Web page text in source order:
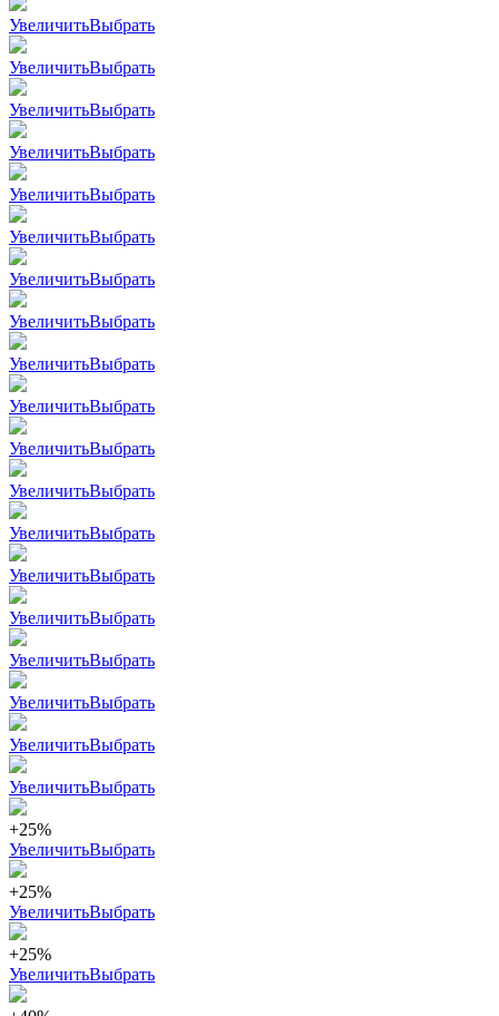
УвеличитьВыбрать
УвеличитьВыбрать
УвеличитьВыбрать
УвеличитьВыбрать
УвеличитьВыбрать
УвеличитьВыбрать
УвеличитьВыбрать
УвеличитьВыбрать
УвеличитьВыбрать
УвеличитьВыбрать
УвеличитьВыбрать
УвеличитьВыбрать
УвеличитьВыбрать
УвеличитьВыбрать
УвеличитьВыбрать
УвеличитьВыбрать
УвеличитьВыбрать
УвеличитьВыбрать
УвеличитьВыбрать
+25%
УвеличитьВыбрать
+25%
УвеличитьВыбрать
+25%
УвеличитьВыбрать